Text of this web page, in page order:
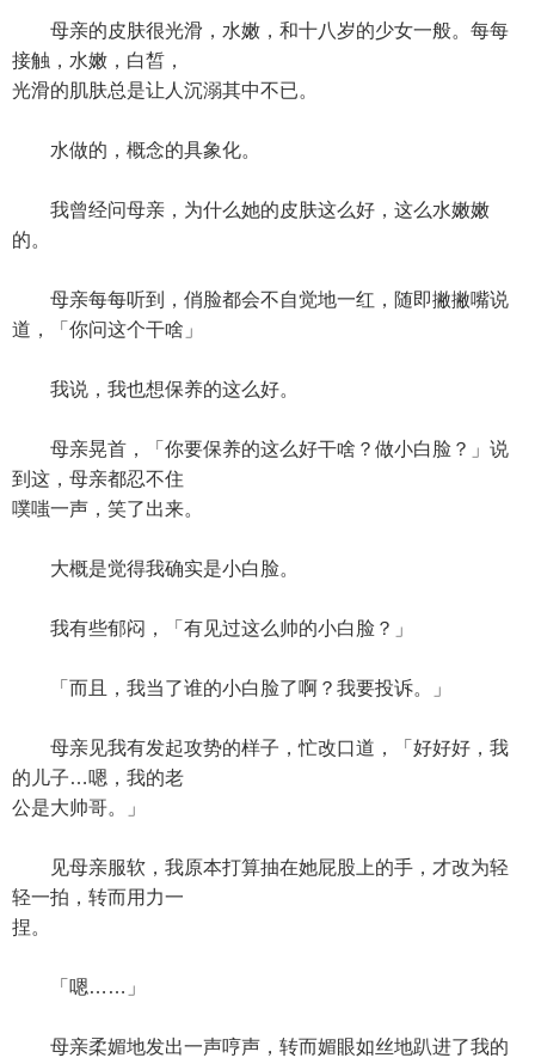
母亲的皮肤很光滑，水嫩，和十八岁的少女一般。每每
接触，水嫩，白皙，
光滑的肌肤总是让人沉溺其中不已。
水做的，概念的具象化。
我曾经问母亲，为什么她的皮肤这么好，这么水嫩嫩
的。
母亲每每听到，俏脸都会不自觉地一红，随即撇撇嘴说
道，「你问这个干啥」
我说，我也想保养的这么好。
母亲晃首，「你要保养的这么好干啥？做小白脸？」说
到这，母亲都忍不住
噗嗤一声，笑了出来。
大概是觉得我确实是小白脸。
我有些郁闷，「有见过这么帅的小白脸？」
「而且，我当了谁的小白脸了啊？我要投诉。」
母亲见我有发起攻势的样子，忙改口道，「好好好，我
的儿子…嗯，我的老
公是大帅哥。」
见母亲服软，我原本打算抽在她屁股上的手，才改为轻
轻一拍，转而用力一
捏。
「嗯……」
母亲柔媚地发出一声哼声，转而媚眼如丝地趴进了我的